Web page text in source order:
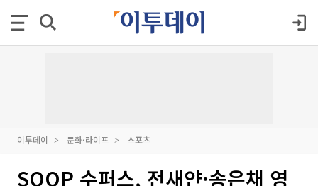
이투데이 문화·라이프 스포츠
SOOP 수퍼스, 전새얀·송은채 영